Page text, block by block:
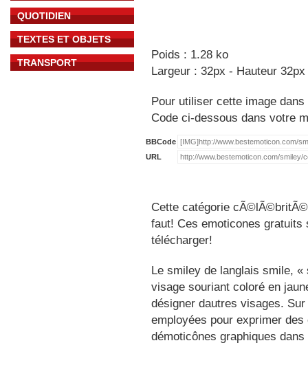
QUOTIDIEN
TEXTES ET OBJETS
TRANSPORT
Poids : 1.28 ko
Largeur : 32px - Hauteur 32px
Pour utiliser cette image
Code ci-dessous dans votre
BBCode
URL
Cette catégorie
faut! Ces emoticones
télécharger!
Le smiley de langlais smile,
visage souriant coloré en
désigner dautres visages.
employées pour exprimer
démoticônes graphiques